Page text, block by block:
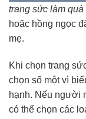
trang sức làm
hoặc hồng ngọc
mẹ.
Khi chọn trang
chọn số một vì
hạnh. Nếu người
có thể chọn các